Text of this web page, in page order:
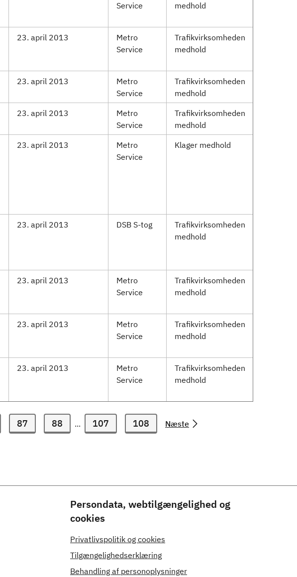
Service
medhold
23. april 2013
Metro
Service
Trafikvirksomheden
medhold
23. april 2013
Metro
Service
Trafikvirksomheden
medhold
23. april 2013
Metro
Service
Trafikvirksomheden
medhold
23. april 2013
Metro
Service
Klager medhold
23. april 2013 DSB S-tog
Trafikvirksomheden
medhold
23. april 2013
Metro
Service
Trafikvirksomheden
medhold
23. april 2013
Metro
Service
Trafikvirksomheden
medhold
23. april 2013
Metro
Service
Trafikvirksomheden
medhold
87 88 ... 107 108 Næste
Persondata, webtilgængelighed og
cookies
Privatlivspolitik og cookies
Tilgængelighedserklæring
Behandling af personoplysninger